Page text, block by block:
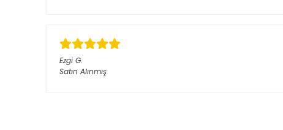
Ezgi G.
Satın Alınmış